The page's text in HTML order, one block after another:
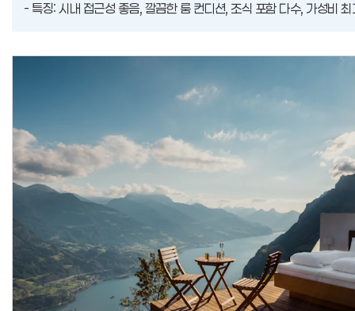
- 특징: 시내 접근성 좋음, 깔끔한 룸 컨디션, 조식 포함 다수, 가성비 최